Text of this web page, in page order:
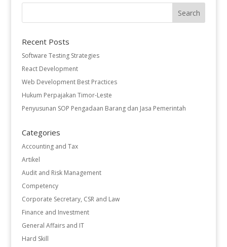
Recent Posts
Software Testing Strategies
React Development
Web Development Best Practices
Hukum Perpajakan Timor-Leste
Penyusunan SOP Pengadaan Barang dan Jasa Pemerintah
Categories
Accounting and Tax
Artikel
Audit and Risk Management
Competency
Corporate Secretary, CSR and Law
Finance and Investment
General Affairs and IT
Hard Skill